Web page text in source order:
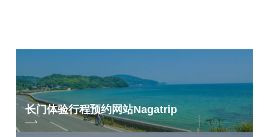
长门体验行程预约网站Nagatrip